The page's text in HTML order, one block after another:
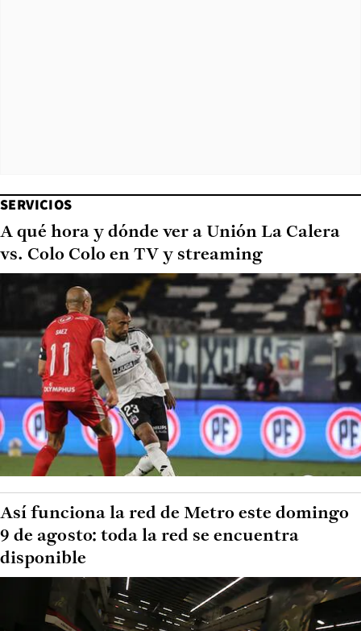
SERVICIOS
A qué hora y dónde ver a Unión La Calera
vs. Colo Colo en TV y streaming
Así funciona la red de Metro este domingo
9 de agosto: toda la red se encuentra
disponible